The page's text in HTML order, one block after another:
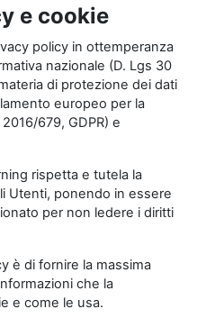
e cookie
policy in ottemperanza
nazionale (D. Lgs 30
di protezione dei dati
europeo per la
679, GDPR) e
rispetta e tutela la
Utenti, ponendo in essere
per non ledere i diritti
è di fornire la massima
che la
e come le usa.